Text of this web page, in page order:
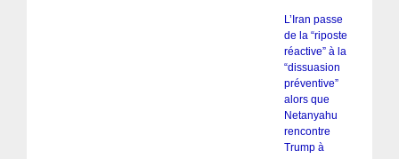
L’Iran passe
de la “riposte
réactive” à la
“dissuasion
préventive”
alors que
Netanyahu
rencontre
Trump à